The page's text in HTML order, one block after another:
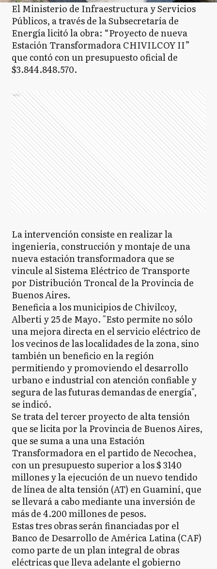
El Ministerio de Infraestructura y Servicios
Públicos, a través de la Subsecretaría de
Energía licitó la obra: “Proyecto de nueva
Estación Transformadora CHIVILCOY II”
que contó con un presupuesto oficial de
$3.844.848.570.
Ads
La intervención consiste en realizar la
ingeniería, construcción y montaje de una
nueva estación transformadora que se
vincule al Sistema Eléctrico de Transporte
por Distribución Troncal de la Provincia de
Buenos Aires.
Beneficia a los municipios de Chivilcoy,
Alberti y 25 de Mayo. "Esto permite no sólo
una mejora directa en el servicio eléctrico de
los vecinos de las localidades de la zona, sino
también un beneficio en la región
permitiendo y promoviendo el desarrollo
urbano e industrial con atención confiable y
segura de las futuras demandas de energía",
se indicó.
Se trata del tercer proyecto de alta tensión
que se licita por la Provincia de Buenos Aires,
que se suma a una una Estación
Transformadora en el partido de Necochea,
con un presupuesto superior a los $ 3140
millones y la ejecución de un nuevo tendido
de línea de alta tensión (AT) en Guaminí, que
se llevará a cabo mediante una inversión de
más de 4.200 millones de pesos.
Estas tres obras serán financiadas por el
Banco de Desarrollo de América Latina (CAF)
como parte de un plan integral de obras
eléctricas que lleva adelante el gobierno